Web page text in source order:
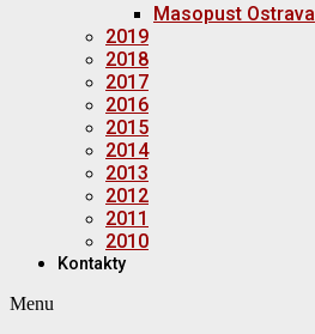
Masopust Ostrava
2019
2018
2017
2016
2015
2014
2013
2012
2011
2010
Kontakty
Menu